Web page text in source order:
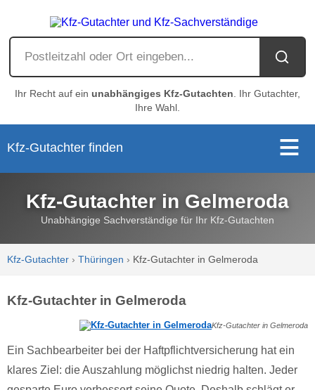
Ihr Recht auf ein unabhängiges Kfz-Gutachten . Ihr Gutachter,
Ihre Wahl.
Kfz-Gutachter finden
Kfz-Gutachter in Gelmeroda
Unabhängige Sachverständige für Ihr Kfz-Gutachten
Kfz-Gutachter ›Thüringen › Kfz-Gutachter in Gelmeroda
Kfz-Gutachter in Gelmeroda
Kfz-Gutachter in Gelmeroda
Ein Sachbearbeiter bei der Haftpflichtversicherung hat ein
klares Ziel: die Auszahlung möglichst niedrig halten. Jeder